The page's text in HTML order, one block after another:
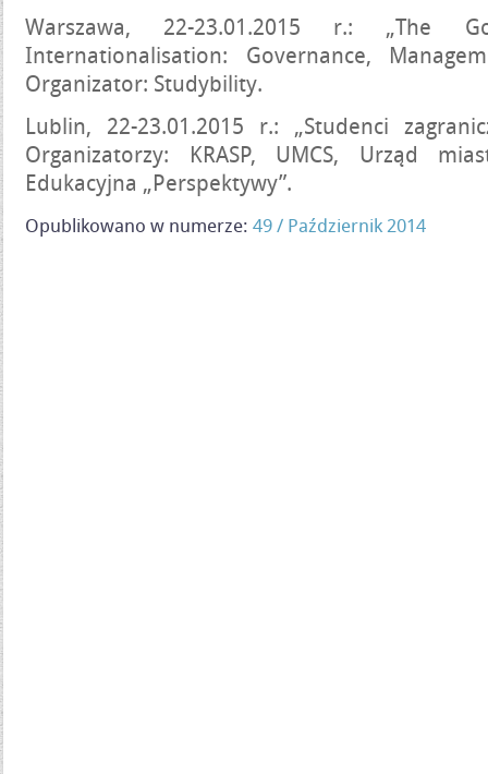
Warszawa, 22-23.01.2015 r.: „The
Internationalisation: Governance,
Organizator: Studybility.
Lublin, 22-23.01.2015 r.: „Studenci
Organizatorzy: KRASP, UMCS, Urząd
Edukacyjna „Perspektywy”.
Opublikowano w numerze: 49 / Październik 2014